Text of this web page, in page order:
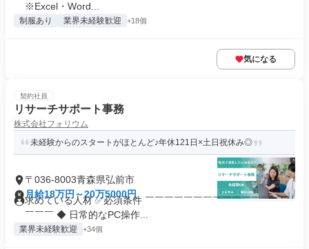
※Excel・Word...
制服あり 業界未経験歓迎 +18個
気になる
契約社員
リサーチサポート事務
株式会社フォリウム
未経験からのスタートがほとんど♪年休121日×土日祝休み◎
〒036-8003青森県弘前市
月給18万円～20万5000円
求めている人材 ✅必須条件 ￣￣￣￣￣￣￣￣￣￣￣￣￣￣￣
￣￣￣ ◆ 日常的なPC操作...
業界未経験歓迎 +34個